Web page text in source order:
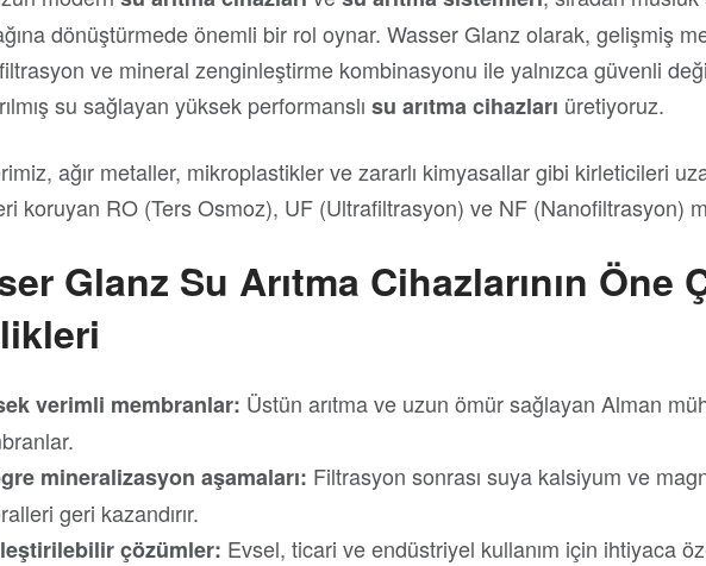
dönüştürmede önemli bir rol oynar. Wasser Glanz olarak, gelişmiş
ve mineral zenginleştirme kombinasyonu ile yalnızca güvenli
su sağlayan yüksek performanslısu arıtma cihazları üretiyoruz.
ağır metaller, mikroplastikler ve zararlı kimyasallar gibi kirleticileri
koruyan RO (Ters Osmoz), UF (Ultrafiltrasyon) ve NF (Nanofiltrasyon)
Glanz Su Arıtma Cihazlarının Öne
verimli membranlar: Üstün arıtma ve uzun ömür sağlayan Alman
mineralizasyon aşamaları: Filtrasyon sonrası suya kalsiyum ve
geri kazandırır.
çözümler: Evsel, ticari ve endüstriyel kullanım için ihtiyaca